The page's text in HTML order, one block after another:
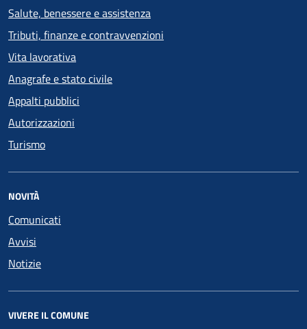
Salute, benessere e assistenza
Tributi, finanze e contravvenzioni
Vita lavorativa
Anagrafe e stato civile
Appalti pubblici
Autorizzazioni
Turismo
NOVITÀ
Comunicati
Avvisi
Notizie
VIVERE IL COMUNE